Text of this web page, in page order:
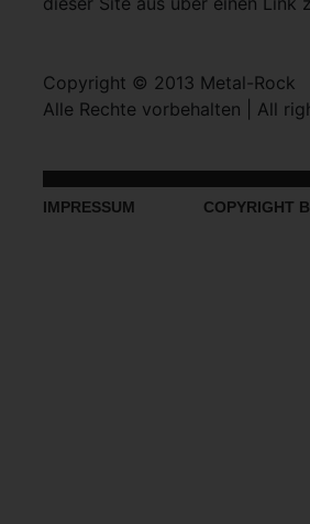
Copyright © 2013 Metal-Rock
Alle Rechte vorbehalten | All
IMPRESSUM COPYRIGHT